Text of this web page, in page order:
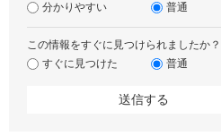
分かりやすい
普通
この情報をすぐに見つけられましたか？
すぐに見つけた
普通